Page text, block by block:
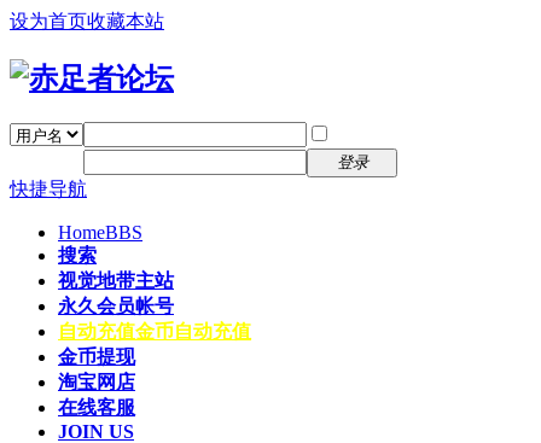
设为首页收藏本站
登录
快捷导航
HomeBBS
搜索
视觉地带主站
永久会员帐号
自动充值金币自动充值
金币提现
淘宝网店
在线客服
JOIN US